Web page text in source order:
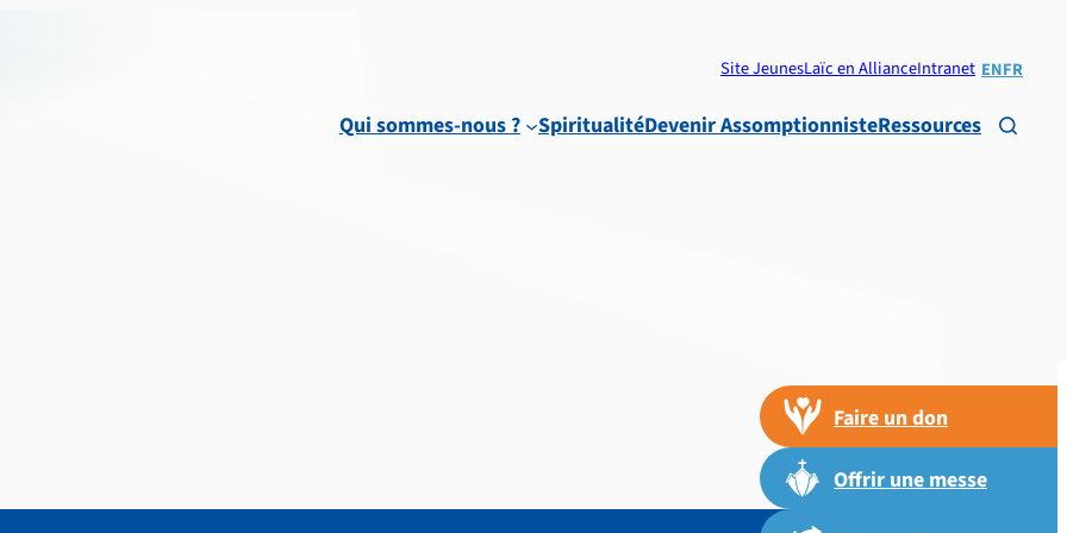
Site JeunesLaïc en AllianceIntranet ENFR
Qui sommes-nous ? SpiritualitéDevenir AssomptionnisteRessources 
Faire un don
Offrir une messe